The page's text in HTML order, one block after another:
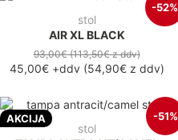
-52%
stol
AIR XL BLACK
93,00€(113,50€z ddv)
45,00€+ddv(54,90€z ddv)
AKCIJA -51%
stol